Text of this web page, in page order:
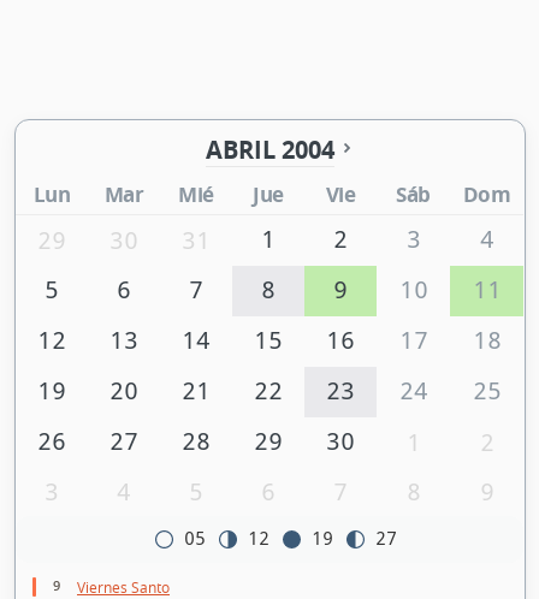
ABRIL 2004
Lun Mar Mié Jue Vie Sáb Dom
29 30 31 1 2 3
4
5
6 7 8 9 10
11
12
13 14 15 16 17
18
19
20 21 22 23 24
25
26
27 28 29 30 1
2
3
4 5 6 7 8 9
05 12 19 27
9 Viernes Santo